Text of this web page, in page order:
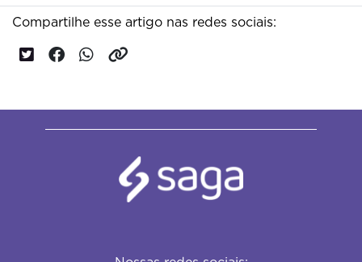
Compartilhe esse artigo nas redes sociais: